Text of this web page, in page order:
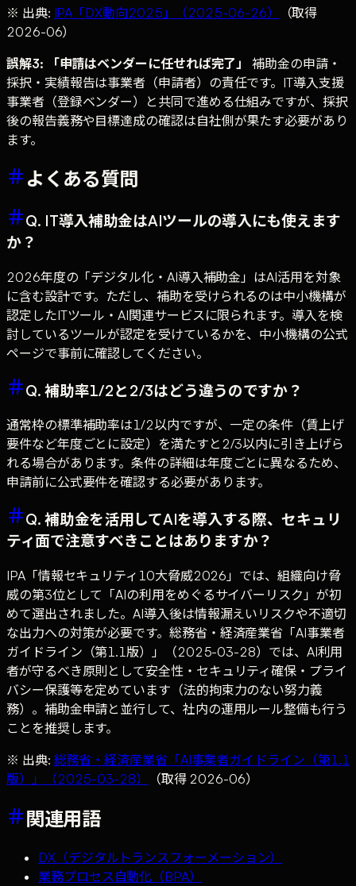
※ 出典: IPA「DX動向2025」（2025-06-26）
（取得
2026-06）
誤解3: 「申請はベンダーに任せれば完了」
補助金の申請・
採択・実績報告は事業者（申請者）の責任です。IT導入支援
事業者（登録ベンダー）と共同で進める仕組みですが、採択
後の報告義務や目標達成の確認は自社側が果たす必要があり
ます。
よくある質問
Q. IT導入補助金はAIツールの導入にも使えます
か？
2026年度の「デジタル化・AI導入補助金」はAI活用を対象
に含む設計です。ただし、補助を受けられるのは中小機構が
認定したITツール・AI関連サービスに限られます。導入を検
討しているツールが認定を受けているかを、中小機構の公式
ページで事前に確認してください。
Q. 補助率1/2と2/3はどう違うのですか？
通常枠の標準補助率は1/2以内ですが、一定の条件（賃上げ
要件など年度ごとに設定）を満たすと2/3以内に引き上げら
れる場合があります。条件の詳細は年度ごとに異なるため、
申請前に公式要件を確認する必要があります。
Q. 補助金を活用してAIを導入する際、セキュリ
ティ面で注意すべきことはありますか？
IPA「情報セキュリティ10大脅威2026」では、組織向け脅
威の第3位として「AIの利用をめぐるサイバーリスク」が初
めて選出されました。AI導入後は情報漏えいリスクや不適切
な出力への対策が必要です。総務省・経済産業省「AI事業者
ガイドライン（第1.1版）」（2025-03-28）では、AI利用
者が守るべき原則として安全性・セキュリティ確保・プライ
バシー保護等を定めています（法的拘束力のない努力義
務）。補助金申請と並行して、社内の運用ルール整備も行う
ことを推奨します。
※ 出典: 総務省・経済産業省「AI事業者ガイドライン（第1.1
版）」（2025-03-28）
（取得 2026-06）
関連用語
DX（デジタルトランスフォーメーション）
業務プロセス自動化（BPA）